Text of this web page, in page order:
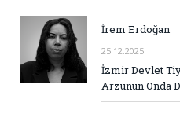
İrem Erdoğan
25.12.2025
İzmir Devlet
Arzunun Onda